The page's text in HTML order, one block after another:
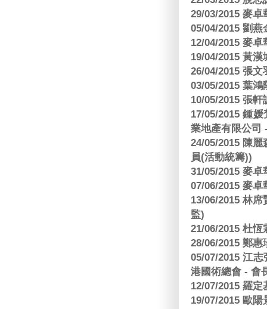
29/03/2015 麥
05/04/2015 劉
12/04/2015 麥
19/04/2015 黃
26/04/2015 張
03/05/2015 葉
10/05/2015 張
17/05/2015 鍾
業地產有限公司
24/05/2015 陳
員(活動統籌))
31/05/2015 麥
07/06/2015 麥
13/06/2015 林
監)
21/06/2015 杜
28/06/2015 鄭
05/07/2015 江
港國術總會 - 會
12/07/2015 羅
19/07/2015 歐